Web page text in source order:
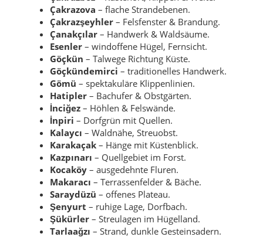
Çakrazova – flache Strandebenen.
Çakrazşeyhler – Felsfenster & Brandung.
Çanakçılar – Handwerk & Waldsäume.
Esenler – windoffene Hügel, Fernsicht.
Göçkün – Talwege Richtung Küste.
Göçkündemirci – traditionelles Handwerk.
Gömü – spektakuläre Klippenlinien.
Hatipler – Bachufer & Obstgärten.
İnciğez – Höhlen & Felswände.
İnpiri – Dorfgrün mit Quellen.
Kalaycı – Waldnähe, Streuobst.
Karakaçak – Hänge mit Küstenblick.
Kazpınarı – Quellgebiet im Forst.
Kocaköy – ausgedehnte Fluren.
Makaracı – Terrassenfelder & Bäche.
Saraydüzü – offenes Plateau.
Şenyurt – ruhige Lage, Dorfbach.
Şükürler – Streulagen im Hügelland.
Tarlaağzı – Strand, dunkle Gesteinsadern.